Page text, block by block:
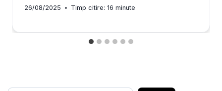
26/08/2025 Timp citire: 16 minute